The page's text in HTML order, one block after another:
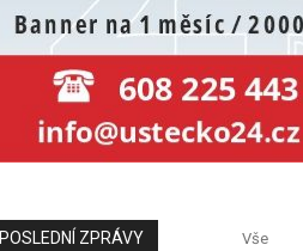
POSLEDNÍ ZPRÁVY Vše